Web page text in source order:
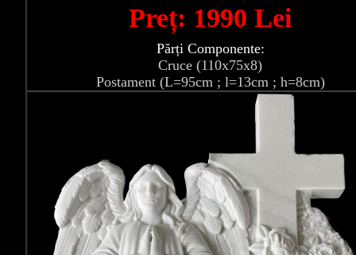
Preț: 1990 Lei
Părți Componente:
Cruce (110x75x8)
Postament (L=95cm ; l=13cm ; h=8cm)